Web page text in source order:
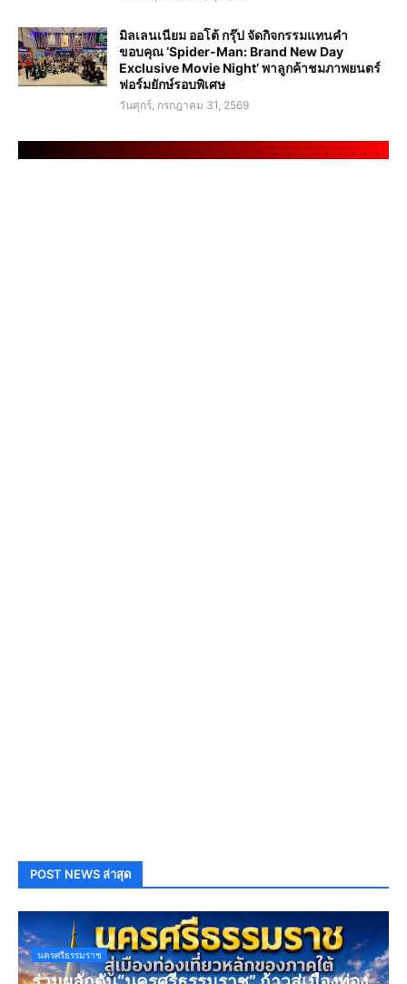
มิลเลนเนียม ออโต้ กรุ๊ป จัดกิจกรรมแทนคำ
ขอบคุณ ‘Spider-Man: Brand New Day
Exclusive Movie Night’ พาลูกค้าชมภาพยนตร์
ฟอร์มยักษ์รอบพิเศษ
วันศุกร์, กรกฎาคม 31, 2569
. . . . . . . . . . . . . . . . . . . . . . . .
POST NEWS ล่าสุด
นครศรีธรรมราช